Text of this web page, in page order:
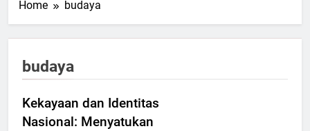
Home budaya
budaya
Kekayaan dan Identitas
Nasional: Menyatukan